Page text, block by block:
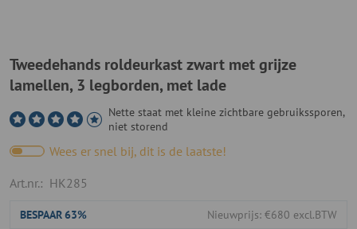
Tweedehands roldeurkast zwart met grijze
lamellen, 3 legborden, met lade
Nette staat met kleine zichtbare gebruikssporen,
niet storend
Wees er snel bij, dit is de laatste!
Art.nr.: HK285
BESPAAR63% Nieuwprijs: €680 excl.BTW